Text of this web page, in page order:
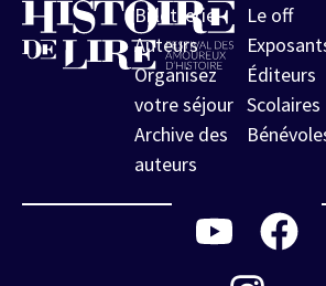
Billetterie
Auteurs
Organisez
votre séjour
Archive des
auteurs
Le off
Éditeurs
Scolaires